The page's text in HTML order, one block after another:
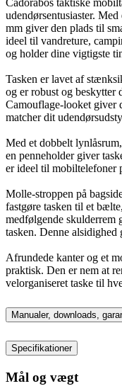
udendørsentusiaster.
mm giver den plads til
ideel til vandreture,
og holder dine vigtigste
Tasken er lavet af
og er robust og beskytter
Camouflage-looket giver
matcher dit
Med et dobbelt
en penneholder giver
er ideel til mobiltelefoner
Molle-stroppen på
fastgøre tasken til et
medfølgende
tasken. Denne
Afrundede kanter og et
praktisk. Den er nem at
velorganiseret taske til
Manualer, downloads,
Specifikationer
Mål og vægt